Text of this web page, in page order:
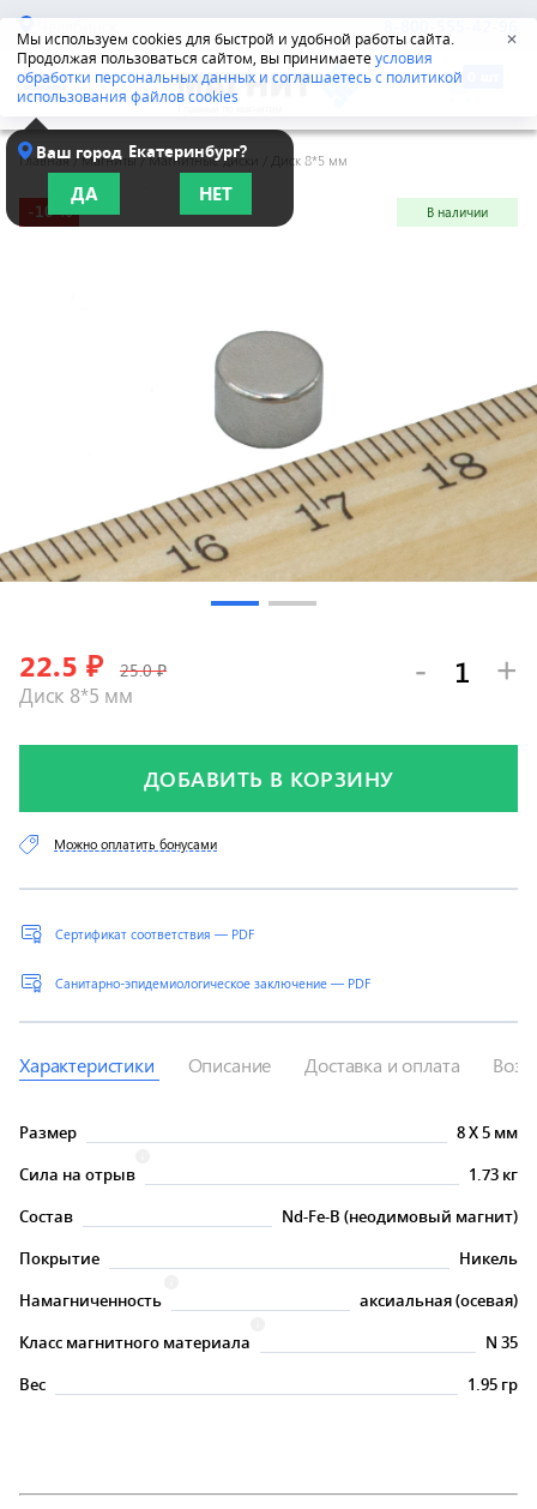
Мы используем cookies для быстрой и удобной работы сайта.
Продолжая пользоваться сайтом, вы принимаетеусловия
обработки персональных данных и соглашаетесь с политикой
использования файлов cookies
✕
Челябинск 8-800-555-42-96
Ваш город Екатеринбург?
ДА НЕТ
Главная /Магниты/Магнитные диски Диск 8*5 мм
-10 % В наличии
Диск 8*5 мм
22.5 ₽ 25.0 ₽ - +
ДОБАВИТЬ В КОРЗИНУ
Сертификат соответствия — PDF
Санитарно-эпидемиологическое заключение — PDF
Можно оплатить бонусами
Характеристики Описание Доставка и оплата
Размер 8X5 мм
Сила на отрыв
1.73 кг
Состав
Nd-Fe-B (неодимовый магнит)
Покрытие
Никель
Намагниченность
аксиальная (осевая)
Класс магнитного материала
N 35
Вес
1.95 гр